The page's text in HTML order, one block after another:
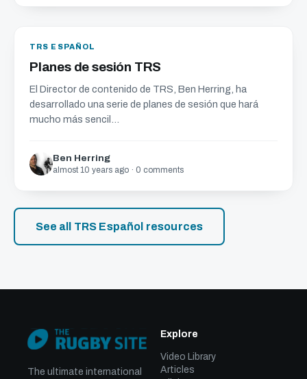
TRS ESPAÑOL
Planes de sesión TRS
El Director de contenido de TRS, Ben Herring, ha
desarrollado una serie de planes de sesión que hará
mucho más sencil...
Ben Herring
almost 10 years ago · 0 comments
See all TRS Español resources
The ultimate international
Explore
Video Library
Articles